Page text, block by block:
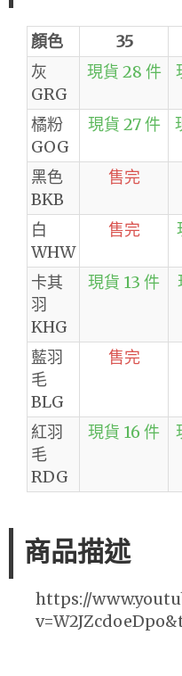
顏色 35
灰
GRG
現貨 28 件
橘粉
GOG
現貨 27 件
黑色
BKB
售完
白
WHW
售完
卡其
羽
KHG
現貨 13 件
藍羽
毛
BLG
售完
紅羽
毛
RDG
現貨 16 件
商品描述
https://